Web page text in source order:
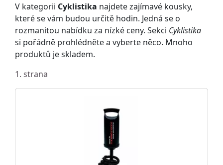
V kategorii Cyklistika najdete zajímavé kousky,
které se vám budou určitě hodin. Jedná se o
rozmanitou nabídku za nízké ceny. Sekci Cyklistika
si pořádně prohlédněte a vyberte něco. Mnoho
produktů je skladem.
1. strana